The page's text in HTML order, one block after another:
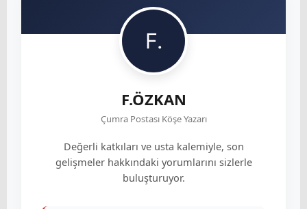
F.ÖZKAN
Çumra Postası Köşe Yazarı
Değerli katkıları ve usta kalemiyle, son
gelişmeler hakkındaki yorumlarını sizlerle
buluşturuyor.